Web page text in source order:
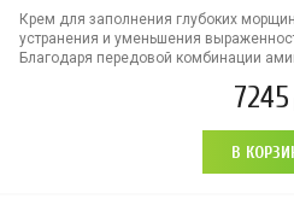
Крем для заполнения глубоких
устранения и уменьшения
Благодаря передовой комбинации
7245
В